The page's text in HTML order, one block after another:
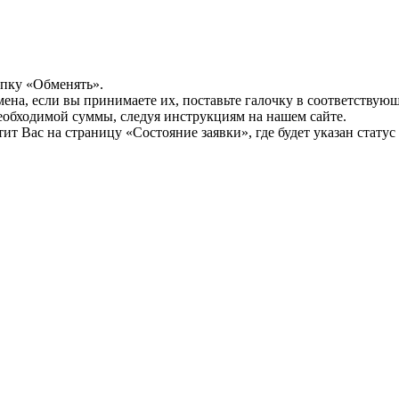
«Обменять».
если вы принимаете их, поставьте галочку в
суммы, следуя инструкциям на нашем сайте.
Вас на страницу «Состояние заявки», где будет указан